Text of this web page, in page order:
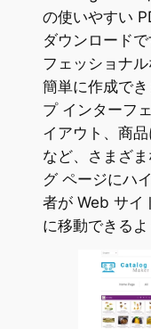
の使いやすい
ダウンロード
フェッショナ
簡単に作成で
プ インターフ
イアウト、商
など、さまざ
グ ページにハ
者が Web サイ
に移動できるよ